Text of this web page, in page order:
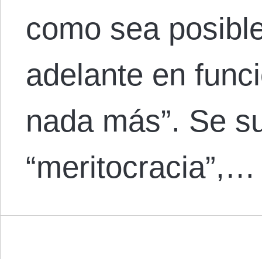
como sea
adelante en
nada más”. Se
“meritocracia”,…